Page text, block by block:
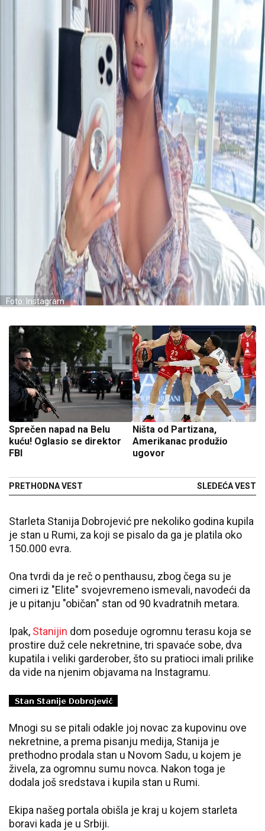
Foto: Instagram
Sprečen napad na Belu
kuću! Oglasio se direktor
FBI
PRETHODNA VEST
Ništa od Partizana,
Amerikanac produžio
ugovor
SLEDEĆA VEST
Starleta Stanija Dobrojević pre nekoliko godina kupila
je stan u Rumi, za koji se pisalo da ga je platila oko
150.000 evra.
Ona tvrdi da je reč o penthausu, zbog čega su je
cimeri iz "Elite" svojevremeno ismevali, navodeći da
je u pitanju "običan" stan od 90 kvadratnih metara.
Ipak, Stanijin dom poseduje ogromnu terasu koja se
prostire duž cele nekretnine, tri spavaće sobe, dva
kupatila i veliki garderober, što su pratioci imali prilike
da vide na njenim objavama na Instagramu.
Mnogi su se pitali odakle joj novac za kupovinu ove
nekretnine, a prema pisanju medija, Stanija je
prethodno prodala stan u Novom Sadu, u kojem je
živela, za ogromnu sumu novca. Nakon toga je
dodala još sredstava i kupila stan u Rumi.
Ekipa našeg portala obišla je kraj u kojem starleta
boravi kada je u Srbiji.